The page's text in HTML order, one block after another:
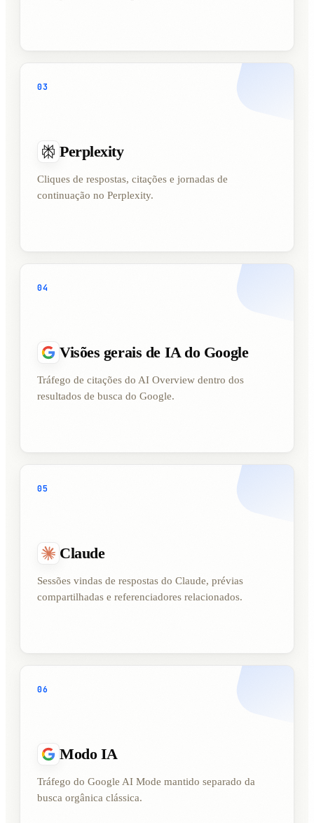
03
Perplexity
Cliques de respostas, citações e jornadas de
continuação no Perplexity.
04
Visões gerais de IA do Google
Tráfego de citações do AI Overview dentro dos
resultados de busca do Google.
05
Claude
Sessões vindas de respostas do Claude, prévias
compartilhadas e referenciadores relacionados.
06
Modo IA
Tráfego do Google AI Mode mantido separado da
busca orgânica clássica.